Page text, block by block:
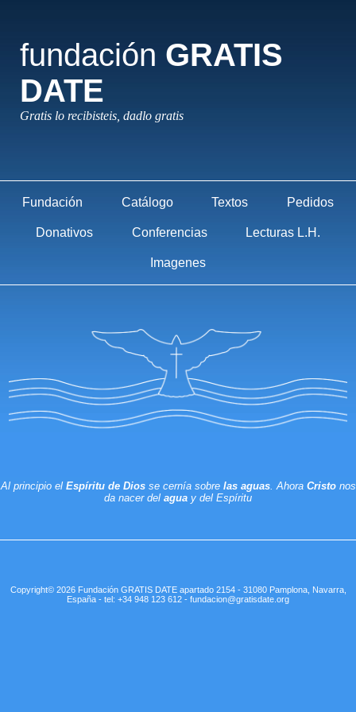
fundación GRATIS
DATE
Gratis lo recibisteis, dadlo gratis
Fundación Catálogo Textos Pedidos
Donativos Conferencias Lecturas L.H.
Imagenes
Al principio el Espíritu de Diosse cernía sobre las aguas. Ahora Cristonos
da nacer del agua y del Espíritu
Copyright© 2026 Fundación GRATIS DATE apartado 2154 - 31080 Pamplona, Navarra,
España - tel: +34 948 123 612 - fundacion@gratisdate.org